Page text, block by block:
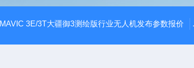
MAVIC 3E/3T大疆御3测绘版行业无人机发布参数报价